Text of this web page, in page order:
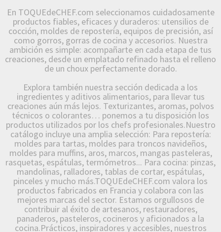
En TOQUEdeCHEF.com seleccionamos cuidadosamente
productos fiables, eficaces y duraderos: utensilios de
cocción, moldes de repostería, equipos de precisión, así
como gorros, gorras de cocina y accesorios. Nuestra
ambición es simple: acompañarte en cada etapa de tus
creaciones, desde un emplatado refinado hasta el relleno
de un choux perfectamente dorado.
Explora también nuestra sección dedicada a los
ingredientes y aditivos alimentarios, para llevar tus
creaciones aún más lejos. Texturizantes, aromas, polvos
técnicos o colorantes… ponemos a tu disposición los
productos utilizados por los chefs profesionales.Nuestro
catálogo incluye una amplia selección: Para repostería:
moldes para tartas, moldes para troncos navideños,
moldes para muffins, aros, marcos, mangas pasteleras,
rasquetas, espátulas, termómetros... Para cocina: pinzas,
mandolinas, ralladores, tablas de cortar, espátulas,
pinceles y mucho más.TOQUEdeCHEF.com valora los
productos fabricados en Francia y colabora con las
mejores marcas del sector. Estamos orgullosos de
contribuir al éxito de artesanos, restauradores,
panaderos, pasteleros, cocineros y aficionados a la
cocina.Prácticos, inspiradores y accesibles, nuestros